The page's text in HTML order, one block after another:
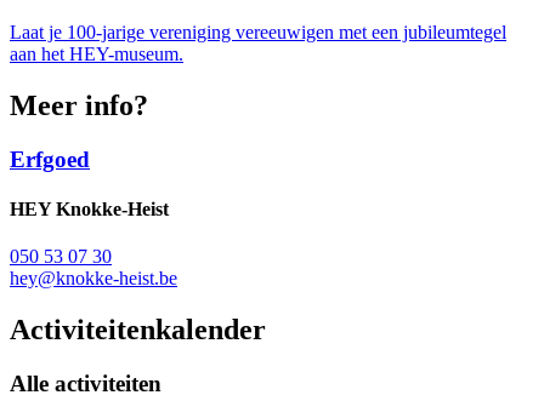
Laat je 100-jarige vereniging vereeuwigen met een jubileumtegel
aan het HEY-museum.
Meer info?
Erfgoed
HEY Knokke-Heist
050 53 07 30
hey@knokke-heist.be
Activiteitenkalender
Alle activiteiten